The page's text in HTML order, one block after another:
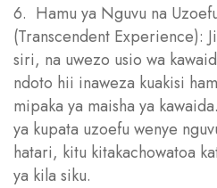
6. Hamu ya Nguvu na
(Transcendent Experience):
siri, na uwezo usio wa
ndoto hii inaweza kuakisi
mipaka ya maisha ya
ya kupata uzoefu wenye
hatari, kitu kitakachowatoa
ya kila siku.